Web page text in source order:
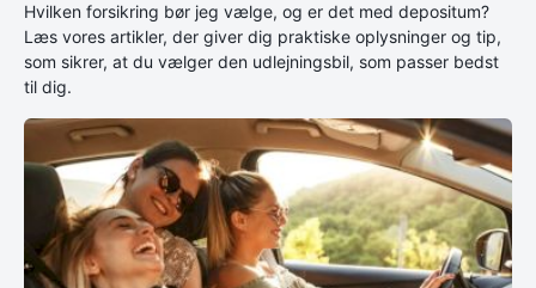
Hvilken forsikring bør jeg vælge, og er det med depositum?
Læs vores artikler, der giver dig praktiske oplysninger og tip,
som sikrer, at du vælger den udlejningsbil, som passer bedst
til dig.